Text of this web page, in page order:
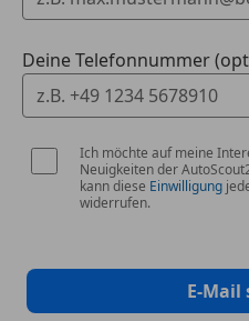
-Seitenairbag vorn
-Skisack
-Sportsitze vorn
-Start/Stop-Anlage
-Wegfahrsperre
-Xenon-Scheinwerfer
auf Fahrzeuge
Ansprechpartner in
Deine Telefonnummer
Ich möchte auf meine
Neuigkeiten der
kann diese Einwilligung
widerrufen.
E-Mail